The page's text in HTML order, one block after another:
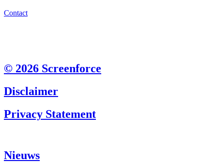
Contact
© 2026 Screenforce
Disclaimer
Privacy Statement
Nieuws